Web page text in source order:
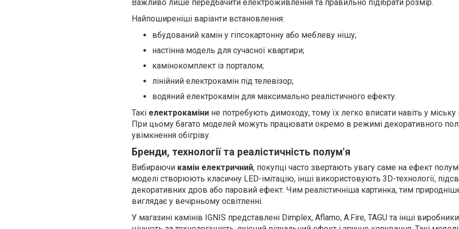
Важливо лише передбачити електроживлення та правильно підібрати розмір.
Найпоширеніші варіанти встановлення:
вбудований камін у гіпсокартонну або меблеву нішу;
настінна модель для сучасної квартири;
камінокомплект із порталом;
лінійний електрокамін під телевізор;
водяний електрокамін для максимально реалістичного ефекту.
Такі електрокаміни не потребують димоходу, тому їх легко вписати навіть у міську
При цьому багато моделей можуть працювати окремо в режимі декоративного
увімкнення обігріву.
Бренди, технології та реалістичність полум'я
Вибираючи камін електричний, покупці часто звертають увагу саме на ефект
моделі створюють класичну LED-імітацію, інші використовують 3D-технології,
декоративних дров або паровий ефект. Чим реалістичніша картинка, тим
виглядає у вечірньому освітленні.
У магазині камінів IGNIS представлені Dimplex, Aflamo, A.Fire, TAGU та інші